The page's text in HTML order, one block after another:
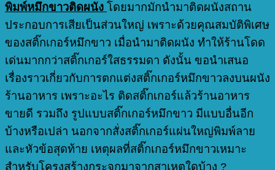
พิมพ์หมึกขาวติดผนัง โดยมากมักนำมาติดผนังสถาน
ประกอบการเสียเป็นส่วนใหญ่ เพราะด้วยคุณสมบัติพิเศษ
ของสติ๊กเกอร์หมึกขาว เมื่อนำมาติดผนัง ทำให้ร้านโดด
เด่นมากกว่าสติ๊กเกอร์ใสธรรมดา ดังนั้น ขอนำเสนอ
เรื่องราวเกี่ยวกับการตกแต่งสติ๊กเกอร์หมึกขาวลงบนผนัง
ร้านอาหาร เพราะอะไร ติดสติ๊กเกอร์แล้วร้านอาหาร
ขายดี รวมถึง รูปแบบสติ๊กเกอร์หมึกขาว มีแบบอื่นอีก
บ้างหรือเปล่า นอกจากสั่งสติ๊กเกอร์แผ่นใหญ่พิมพ์ลาย
และหัวข้อสุดท้าย เหตุผลที่สติ๊กเกอร์หมึกขาวเหมาะ
สำหรับโครงสร้างกระจกมาจากสาเหตุใดบ้าง ?